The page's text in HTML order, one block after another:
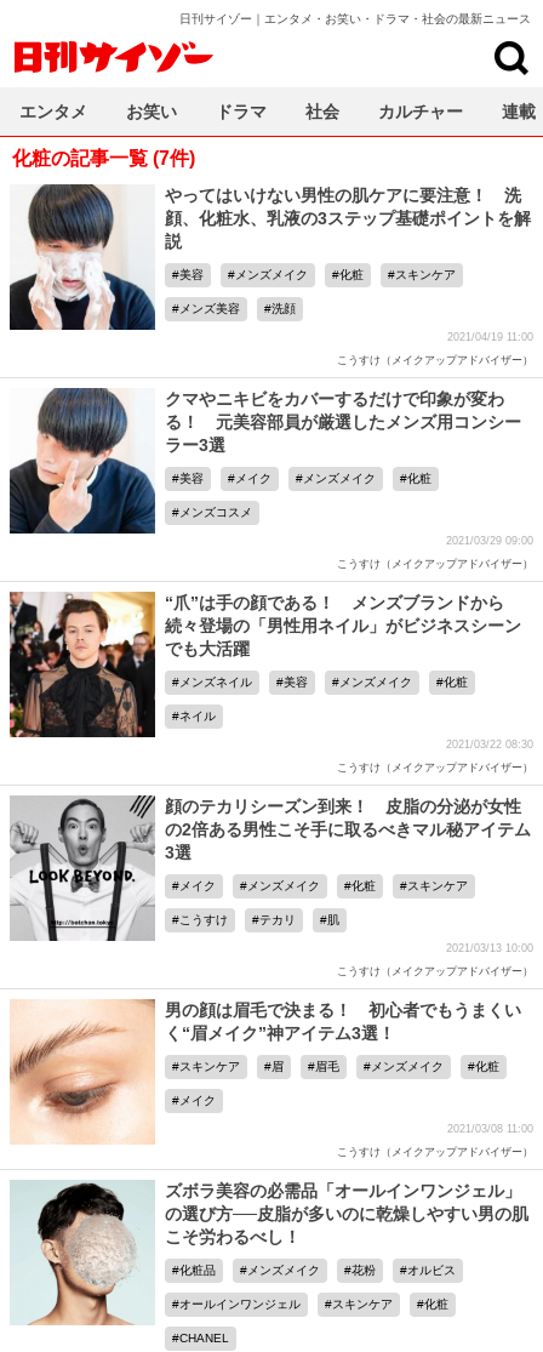
日刊サイゾー｜エンタメ・お笑い・ドラマ・社会の最新ニュース
化粧の記事一覧 (7件)
やってはいけない男性の肌ケアに要注意！ 洗
顔、化粧水、乳液の3ステップ基礎ポイントを解
説
美容 メンズメイク 化粧 スキンケア
メンズ美容 洗顔
2021/04/19 11:00
こうすけ（メイクアップアドバイザー）
クマやニキビをカバーするだけで印象が変わ
る！ 元美容部員が厳選したメンズ用コンシー
ラー3選
美容 メイク メンズメイク 化粧
メンズコスメ
2021/03/29 09:00
こうすけ（メイクアップアドバイザー）
“爪”は手の顔である！ メンズブランドから
続々登場の「男性用ネイル」がビジネスシーン
でも大活躍
メンズネイル 美容 メンズメイク 化粧
ネイル
2021/03/22 08:30
こうすけ（メイクアップアドバイザー）
顔のテカリシーズン到来！ 皮脂の分泌が女性
の2倍ある男性こそ手に取るべきマル秘アイテム
3選
メイク メンズメイク 化粧 スキンケア
こうすけ テカリ 肌
2021/03/13 10:00
こうすけ（メイクアップアドバイザー）
男の顔は眉毛で決まる！ 初心者でもうまくい
く“眉メイク”神アイテム3選！
スキンケア 眉 眉毛 メンズメイク 化粧
メイク
2021/03/08 11:00
こうすけ（メイクアップアドバイザー）
ズボラ美容の必需品「オールインワンジェル」
の選び方──皮脂が多いのに乾燥しやすい男の肌
こそ労わるべし！
化粧品 メンズメイク 花粉 オルビス
オールインワンジェル スキンケア 化粧
CHANEL
エンタメ お笑い ドラマ 社会 カルチャー 連載